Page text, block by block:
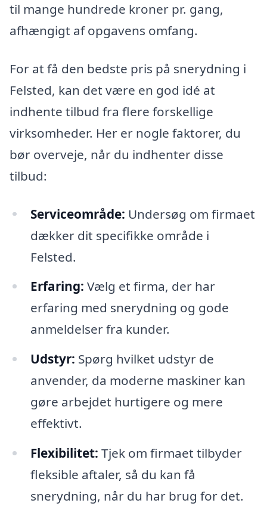
til mange hundrede kroner pr. gang,
afhængigt af opgavens omfang.
For at få den bedste pris på snerydning i
Felsted, kan det være en god idé at
indhente tilbud fra flere forskellige
virksomheder. Her er nogle faktorer, du
bør overveje, når du indhenter disse
tilbud:
Serviceområde: Undersøg om firmaet
dækker dit specifikke område i
Felsted.
Erfaring: Vælg et firma, der har
erfaring med snerydning og gode
anmeldelser fra kunder.
Udstyr: Spørg hvilket udstyr de
anvender, da moderne maskiner kan
gøre arbejdet hurtigere og mere
effektivt.
Flexibilitet: Tjek om firmaet tilbyder
fleksible aftaler, så du kan få
snerydning, når du har brug for det.